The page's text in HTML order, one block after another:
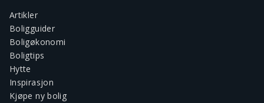
Artikler
Boligguider
Boligøkonomi
Boligtips
Hytte
Inspirasjon
Kjøpe ny bolig